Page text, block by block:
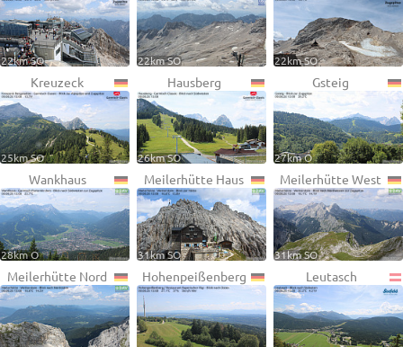
22km SO 22km SO 22km SO
Kreuzeck
25km SO
Hausberg
26km SO
Gsteig
27km O
Wankhaus
28km O
Meilerhütte Haus
31km SO
Meilerhütte West
31km SO
Meilerhütte Nord Hohenpeißenberg Leutasch